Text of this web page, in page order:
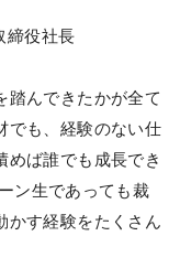
締役社長
踏んできたかが全て
でも、経験のない仕
めば誰でも成長でき
ン生であっても裁
かす経験をたくさん